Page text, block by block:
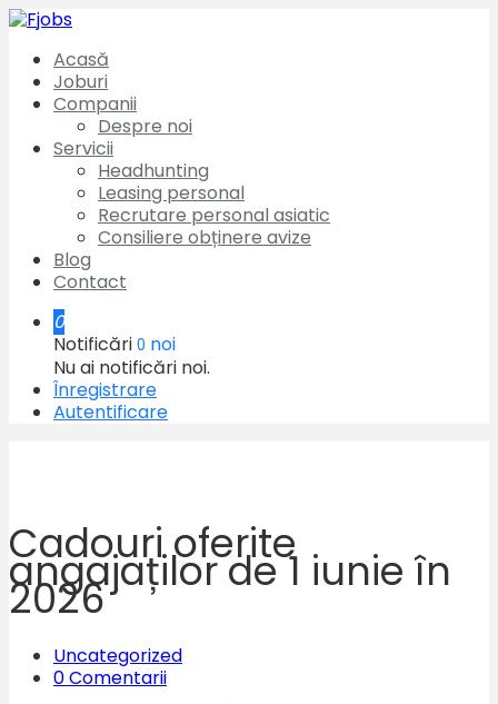
Acasă
Joburi
Companii
Despre noi
Servicii
Headhunting
Leasing personal
Recrutare personal asiatic
Consiliere obținere avize
Blog
Contact
0
Notificări 0 noi
Nu ai notificări noi.
Înregistrare
Autentificare
Cadouri oferite
angajaților de 1 iunie în
2026
Uncategorized
0 Comentarii